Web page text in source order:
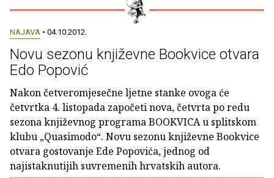
NAJAVA • 04.10.2012.
Novu sezonu književne Bookvice otvara
Edo Popović
Nakon četveromjesečne ljetne stanke ovoga će
četvrtka 4. listopada započeti nova, četvrta po redu
sezona književnog programa BOOKVICA u splitskom
klubu „Quasimodo“. Novu sezonu književne Bookvice
otvara gostovanje Ede Popovića, jednog od
najistaknutijih suvremenih hrvatskih autora.